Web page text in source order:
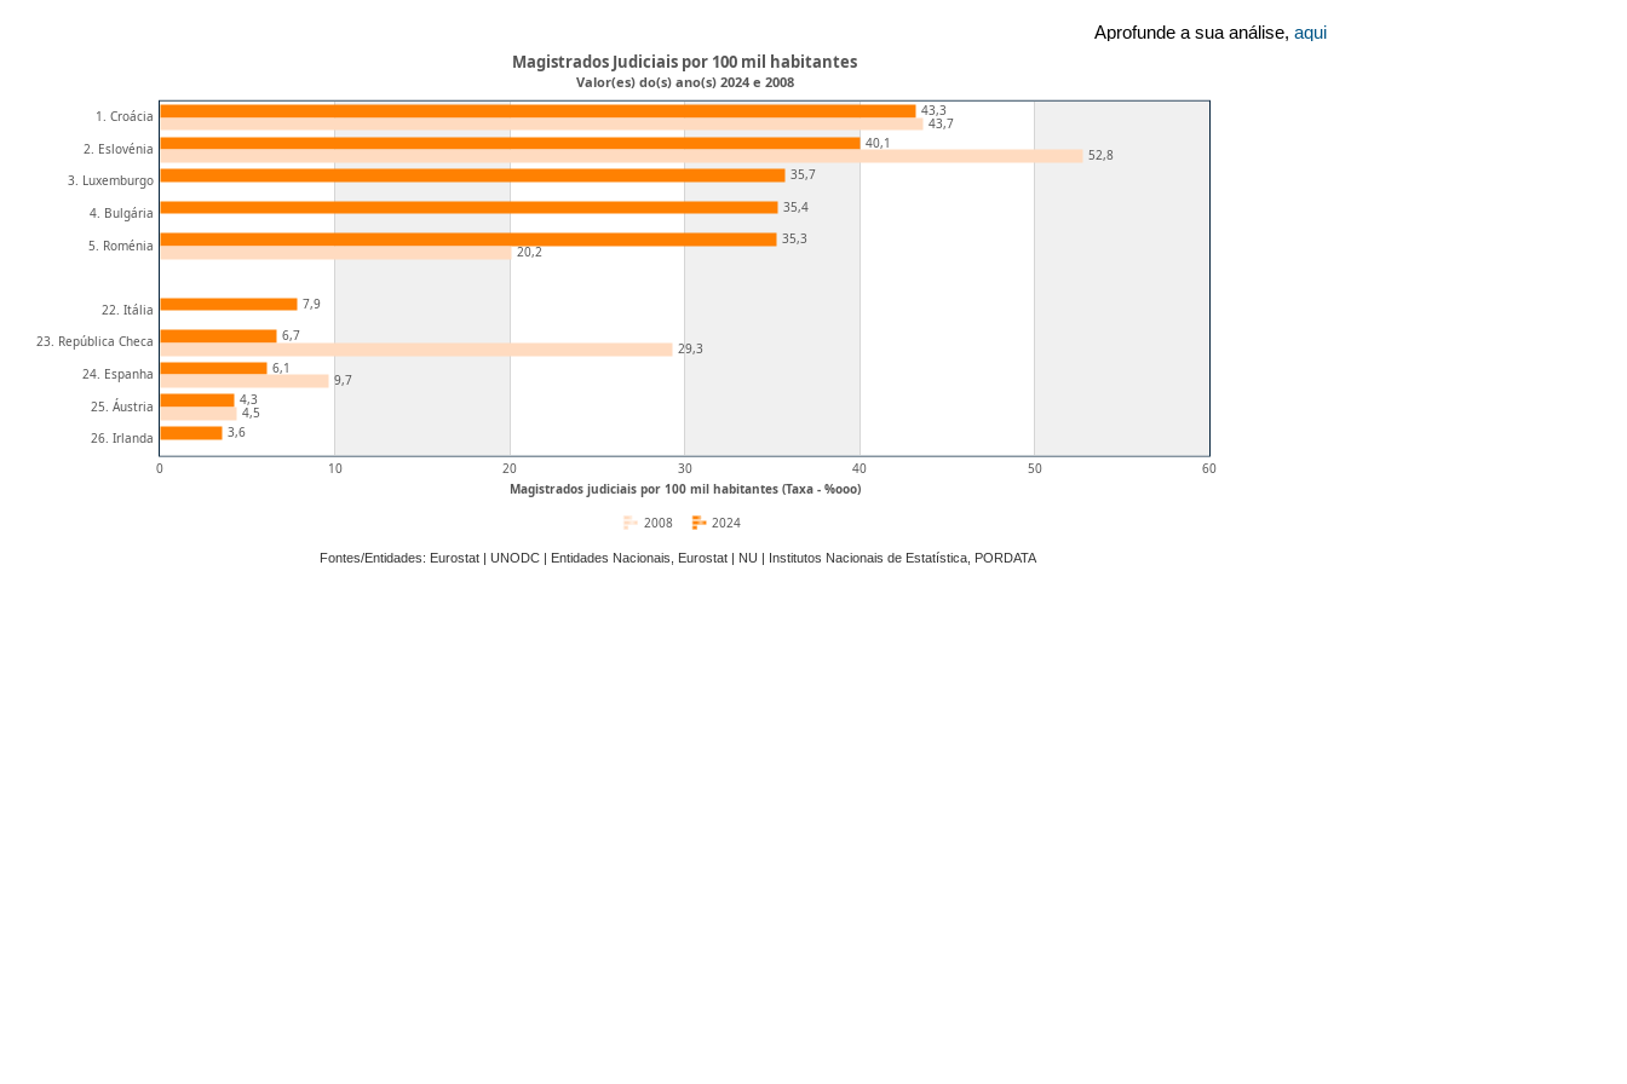
Aprofunde a sua análise, aqui
Magistrados judiciais por 100 mil habitantes (Taxa - %ooo)
0 10 20 30 40 50 60
1. Croácia
2. Eslovénia
3. Luxemburgo
4. Bulgária
5. Roménia
22. Itália
23. República Checa
24. Espanha
25. Áustria
26. Irlanda
43,3
40,1
35,7
35,4
35,3
7,9
6,7
6,1
4,3
3,6
43,7
52,8
20,2
29,3
9,7
4,5
Magistrados Judiciais por 100 mil habitantes
Valor(es) do(s) ano(s) 2024 e 2008
2024
2008
Fontes/Entidades: Eurostat | UNODC | Entidades Nacionais, Eurostat | NU | Institutos Nacionais de Estatística, PORDATA